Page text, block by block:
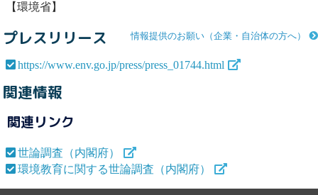
【環境省】
情報提供のお願い（企業・自治体の方へ）
プレスリリース
https://www.env.go.jp/press/press_01744.html
関連情報
関連リンク
世論調査（内閣府）
環境教育に関する世論調査（内閣府）